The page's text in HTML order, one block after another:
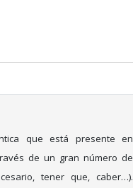
que está presente en
de un gran número de
tener que, caber…).